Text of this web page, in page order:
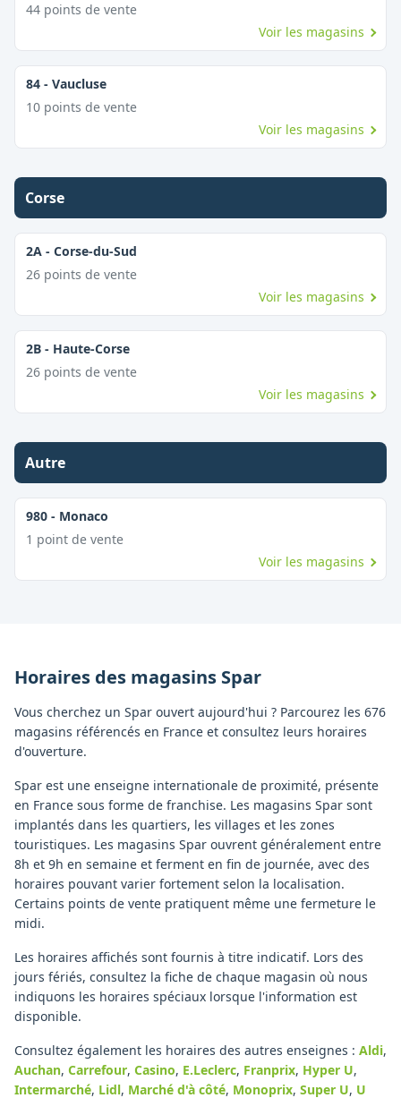
44 points de vente
Voir les magasins
84 - Vaucluse
10 points de vente
Voir les magasins
Corse
2A - Corse-du-Sud
26 points de vente
Voir les magasins
2B - Haute-Corse
26 points de vente
Voir les magasins
Autre
980 - Monaco
1 point de vente
Voir les magasins
Horaires des magasins Spar
Vous cherchez un Spar ouvert aujourd'hui ? Parcourez les 676
magasins référencés en France et consultez leurs horaires
d'ouverture.
Spar est une enseigne internationale de proximité, présente
en France sous forme de franchise. Les magasins Spar sont
implantés dans les quartiers, les villages et les zones
touristiques. Les magasins Spar ouvrent généralement entre
8h et 9h en semaine et ferment en fin de journée, avec des
horaires pouvant varier fortement selon la localisation.
Certains points de vente pratiquent même une fermeture le
midi.
Les horaires affichés sont fournis à titre indicatif. Lors des
jours fériés, consultez la fiche de chaque magasin où nous
indiquons les horaires spéciaux lorsque l'information est
disponible.
Consultez également les horaires des autres enseignes : Aldi,
Auchan, Carrefour, Casino, E.Leclerc, Franprix, Hyper U,
Intermarché, Lidl, Marché d'à côté, Monoprix, Super U, U